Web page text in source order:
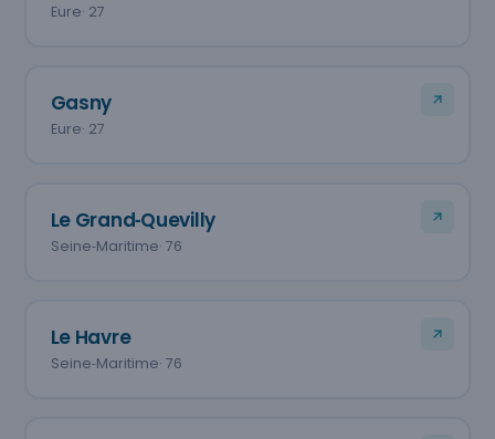
Eure· 27
Gasny
Eure· 27
Le Grand‑Quevilly
Seine‑Maritime· 76
Le Havre
Seine‑Maritime· 76